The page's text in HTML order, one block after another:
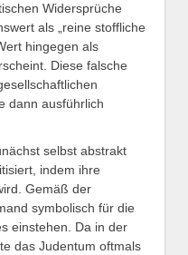
Widersprüche
als „reine stoffliche
hingegen als
Diese falsche
dann ausführlich
selbst abstrakt
indem ihre
Gemäß der
symbolisch für die
einstehen. Da in der
das Judentum oftmals